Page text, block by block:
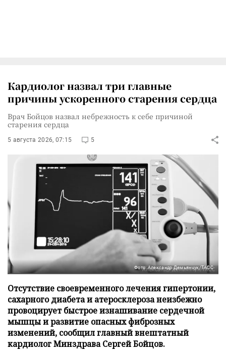
Кардиолог назвал три главные
причины ускоренного старения сердца
Врач Бойцов назвал небрежность к себе причиной
старения сердца
5 августа 2026, 07:15 5
Фото: Александр Демьянчук/ТАСС
Отсутствие своевременного лечения гипертонии,
сахарного диабета и атеросклероза неизбежно
провоцирует быстрое изнашивание сердечной
мышцы и развитие опасных фиброзных
изменений, сообщил главный внештатный
кардиолог Минздрава Сергей Бойцов.